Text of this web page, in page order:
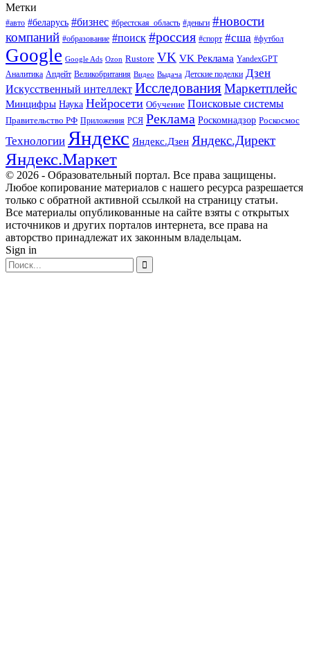
Метки
#авто #беларусь #бизнес #брестская_область #деньги #новости
компаний #образование #поиск #россия #спорт #сша #футбол
Google Google Ads Ozon Rustore VK VK Реклама YandexGPT
Аналитика Апдейт Великобритания Видео Выдача Детские поделки Дзен
Искусственный интеллект ИсследованияМаркетплейс
Минцифры Наука Нейросети Обучение Поисковые системы
Правительство РФ Приложения РСЯ Реклама Роскомнадзор Роскосмос
Технологии Яндекс Яндекс.Дзен Яндекс.Директ
Яндекс.Маркет
© 2026 - Образовательный портал. Все права защищены.
Любое копирование материалов с нашего ресурса разрешается
только с обратной активной ссылкой на страницу статьи.
Все материалы опубликованные на сайте взяты с открытых
источников и других порталов интернета, все права на
авторство принадлежат их законным владельцам.
Sign in